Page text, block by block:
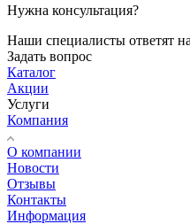
Нужна консультация?
Наши специалисты ответят
Задать вопрос
Каталог
Акции
Услуги
Компания
О компании
Новости
Отзывы
Контакты
Информация